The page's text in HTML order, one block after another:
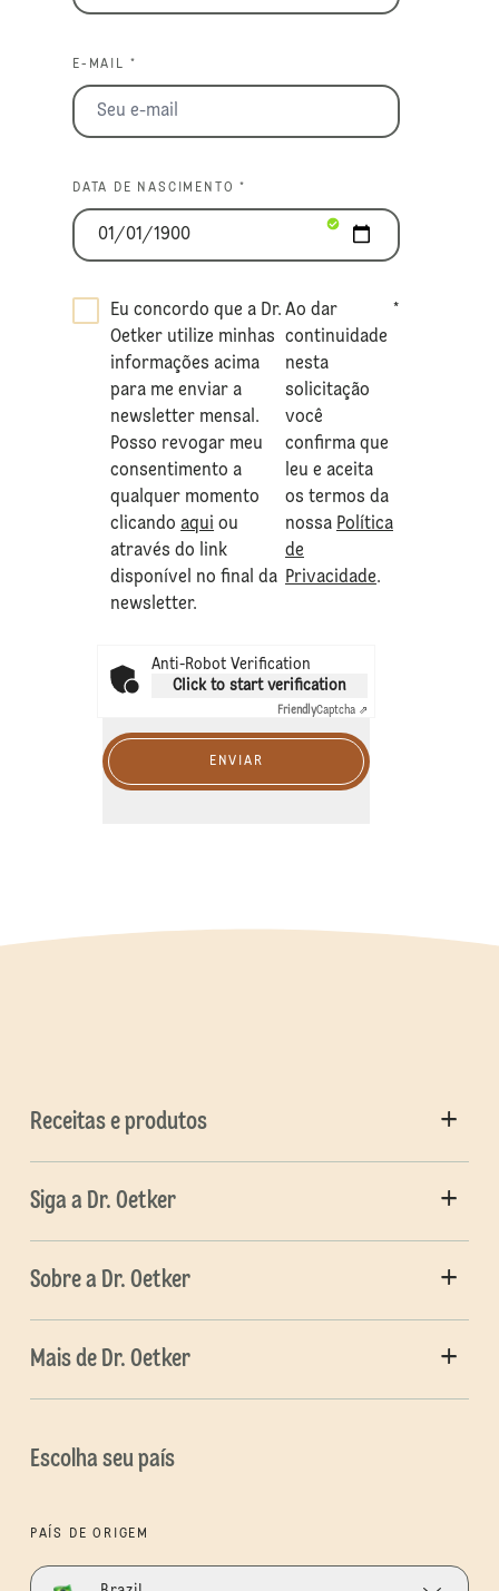
E-MAIL *
DATA DE NASCIMENTO *
Eu concordo que a Dr.
Oetker utilize minhas
informações acima
para me enviar a
newsletter mensal.
Posso revogar meu
consentimento a
qualquer momento
clicando aqui ou
através do link
disponível no final da
newsletter.
Ao dar
continuidade
nesta
solicitação
você
confirma que
leu e aceita
os termos da
nossa Política
de
Privacidade.
*
Anti-Robot Verification
Click to start verification
FriendlyCaptcha ⇗
ENVIAR
Receitas e produtos
Siga a Dr. Oetker
Sobre a Dr. Oetker
Mais de Dr. Oetker
Escolha seu país
PAÍS DE ORIGEM